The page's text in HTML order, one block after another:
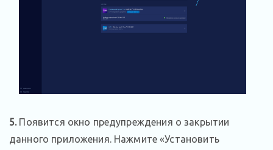
5.Появится окно предупреждения о закрытии
данного приложения. Нажмите «Установить